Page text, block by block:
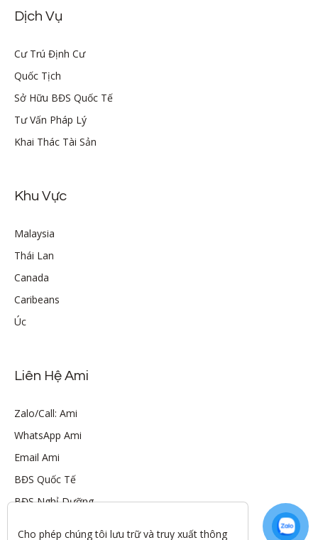
Dịch Vụ
Cư Trú Định Cư
Quốc Tịch
Sở Hữu BĐS Quốc Tế
Tư Vấn Pháp Lý
Khai Thác Tài Sản
Khu Vực
Malaysia
Thái Lan
Canada
Caribeans
Úc
Liên Hệ Ami
Zalo/Call: Ami
WhatsApp Ami
Email Ami
BĐS Quốc Tế
BĐS Nghỉ Dưỡng
Cho phép chúng tôi lưu trữ và truy xuất thông